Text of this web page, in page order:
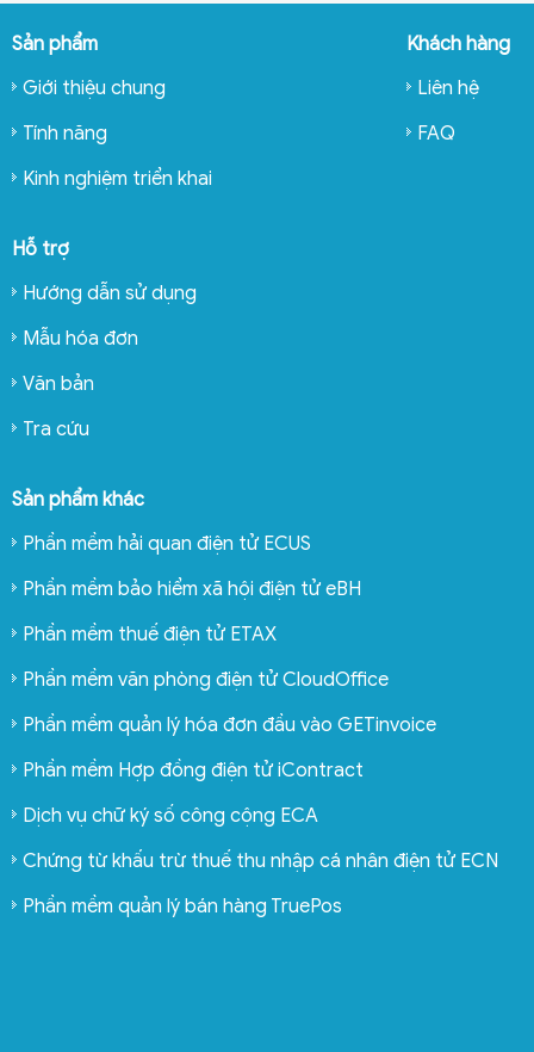
Sản phẩm
Giới thiệu chung
Tính năng
Kinh nghiệm triển khai
Khách hàng
Liên hệ
FAQ
Hỗ trợ
Hướng dẫn sử dụng
Mẫu hóa đơn
Văn bản
Tra cứu
Sản phẩm khác
Phần mềm hải quan điện tử ECUS
Phần mềm bảo hiểm xã hội điện tử eBH
Phần mềm thuế điện tử ETAX
Phần mềm văn phòng điện tử CloudOffice
Phần mềm quản lý hóa đơn đầu vào GETinvoice
Phần mềm Hợp đồng điện tử iContract
Dịch vụ chữ ký số công cộng ECA
Chứng từ khấu trừ thuế thu nhập cá nhân điện tử ECN
Phần mềm quản lý bán hàng TruePos